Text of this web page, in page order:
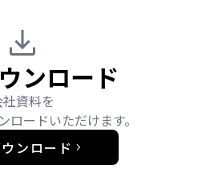
ンロード
社資料を
ロードいただけます。
ンロード